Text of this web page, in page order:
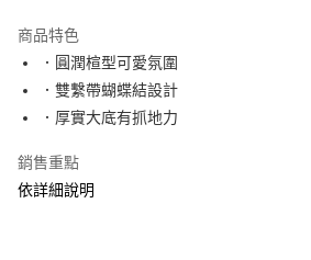
Apple Pay
街口支付
ATM付款
商品特色
．圓潤楦型可愛氛圍
．雙繫帶蝴蝶結設計
．厚實大底有抓地力
銷售重點
依詳細說明